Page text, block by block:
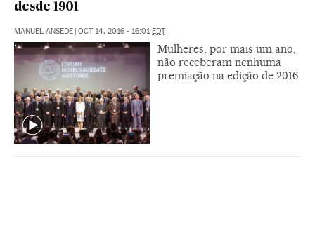
desde 1901
MANUEL ANSEDE | OCT 14, 2016 - 16:01EDT
Mulheres, por mais um ano,
não receberam nenhuma
premiação na edição de 2016